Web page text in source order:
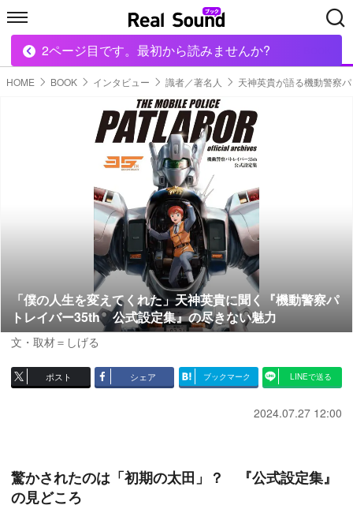
HOME MUSIC MOVIE TECH
HOME BOOK インタビュー 識者／著名人 天神英貴が語る機動警察
「僕の人生を変えてくれた」天神英貴に聞く『機動警察パ
トレイバー35th 公式設定集』の尽きない魅力
文・取材＝しげる
ポスト シェア ブックマーク LINEで送る
2024.07.27 12:00
驚かされたのは「初期の太田」？ 『公式設定集』
の見どころ
2ページ目です。最初から読みませんか?